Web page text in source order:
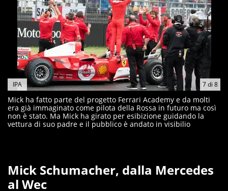
7di 8
IPA
Mick ha fatto parte del progetto Ferrari Academy e da molti
era già immaginato come pilota della Rossa in futuro ma così
non è stato. Ma Mick ha girato per esibizione guidando la
vettura di suo padre e il pubblico è andato in visibilio
Mick Schumacher, dalla Mercedes
al Wec